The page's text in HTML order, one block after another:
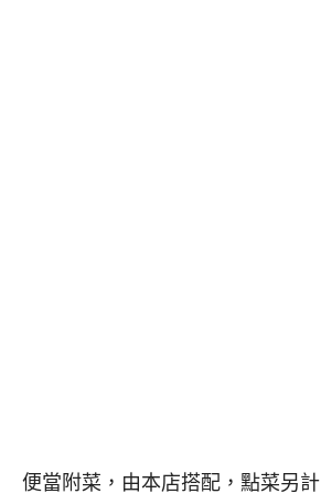
便當附菜，由本店搭配，點菜另計